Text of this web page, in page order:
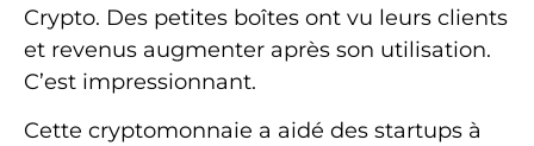
Crypto. Des petites boîtes ont vu leurs clients
et revenus augmenter après son utilisation.
C’est impressionnant.
Cette cryptomonnaie a aidé des startups à